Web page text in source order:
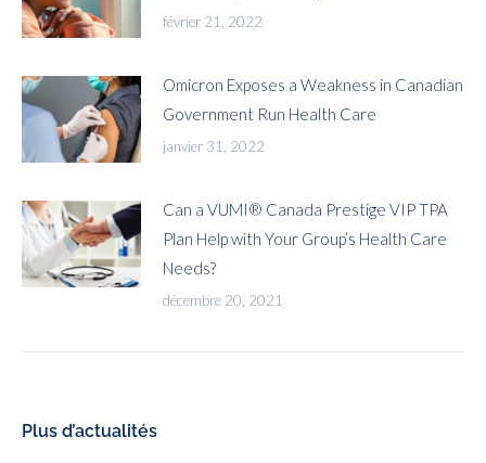
février 21, 2022
Omicron Exposes a Weakness in Canadian
Government Run Health Care
janvier 31, 2022
Can a VUMI® Canada Prestige VIP TPA
Plan Help with Your Group’s Health Care
Needs?
décembre 20, 2021
Plus d’actualités